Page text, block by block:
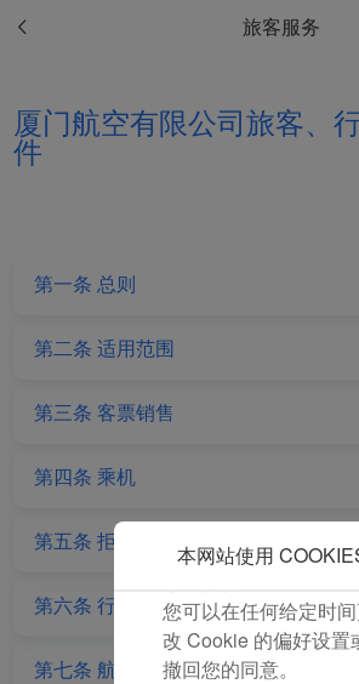
旅客服务
厦门航空有限公司旅客、
件
第一条 总则
第二条 适用范围
第三条 客票销售
第四条 乘机
第五条 拒绝运输和限制运输
第六条 行李运输
第七条 航班提前、延误、取消及备降
本网站使用
Xiamenair.com使用功能
并为您提供最佳的用
验。 使用本网站，功
息。 通过放置这些
方可以跟踪您的互联网
放置所有的营销
点击“拒绝”，我们将不
您可以在任何给定时
改 Cookie 的偏好设置
撤回您的同意。